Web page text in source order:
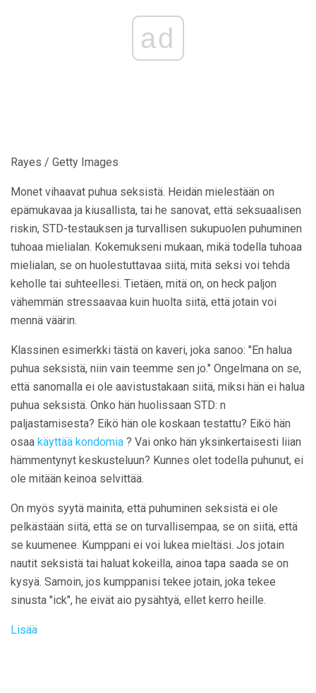
ad
Rayes / Getty Images
Monet vihaavat puhua seksistä. Heidän mielestään on
epämukavaa ja kiusallista, tai he sanovat, että seksuaalisen
riskin, STD-testauksen ja turvallisen sukupuolen puhuminen
tuhoaa mielialan. Kokemukseni mukaan, mikä todella tuhoaa
mielialan, se on huolestuttavaa siitä, mitä seksi voi tehdä
keholle tai suhteellesi. Tietäen, mitä on, on heck paljon
vähemmän stressaavaa kuin huolta siitä, että jotain voi
mennä väärin.
Klassinen esimerkki tästä on kaveri, joka sanoo: "En halua
puhua seksistä, niin vain teemme sen jo." Ongelmana on se,
että sanomalla ei ole aavistustakaan siitä, miksi hän ei halua
puhua seksistä. Onko hän huolissaan STD: n
paljastamisesta? Eikö hän ole koskaan testattu? Eikö hän
osaa käyttää kondomia ? Vai onko hän yksinkertaisesti liian
hämmentynyt keskusteluun? Kunnes olet todella puhunut, ei
ole mitään keinoa selvittää.
On myös syytä mainita, että puhuminen seksistä ei ole
pelkästään siitä, että se on turvallisempaa, se on siitä, että
se kuumenee. Kumppani ei voi lukea mieltäsi. Jos jotain
nautit seksistä tai haluat kokeilla, ainoa tapa saada se on
kysyä. Samoin, jos kumppanisi tekee jotain, joka tekee
sinusta "ick", he eivät aio pysähtyä, ellet kerro heille.
Lisää